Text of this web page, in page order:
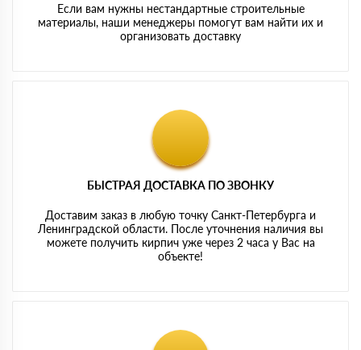
Если вам нужны нестандартные строительные
материалы, наши менеджеры помогут вам найти их и
организовать доставку
БЫСТРАЯ ДОСТАВКА ПО ЗВОНКУ
Доставим заказ в любую точку Санкт-Петербурга и
Ленинградской области. После уточнения наличия вы
можете получить кирпич уже через 2 часа у Вас на
объекте!